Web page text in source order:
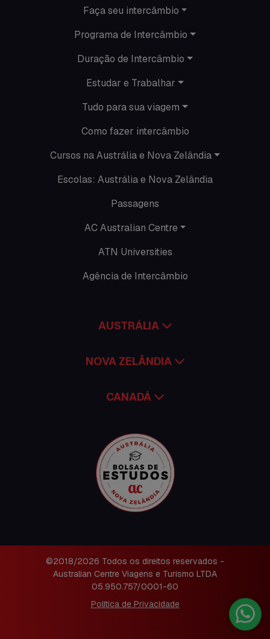
Intercâmbio de férias
Minhas histórias na Austrália
Nova Zelândia
O que acontece na AC
Passeios
Promoções
Time Lapses
Faça seu intercâmbio
Programa de Intercâmbio
Duração de Intercâmbio
Estudar e Trabalhar
Tudo para sua viagem
Como fazer intercâmbio
Cursos na Austrália e Nova Zelândia
Escolas: Austrália e Nova Zelândia
Passagens
AC Australian Centre
ATN Universities
Agência de Intercâmbio
AUSTRÁLIA
NOVA ZELÂNDIA
CANADÁ
©2018/2026 Todos os direitos reservados -
Australian Centre Viagens e Turismo LTDA
05.950.757/0001-60
Política de Privacidade